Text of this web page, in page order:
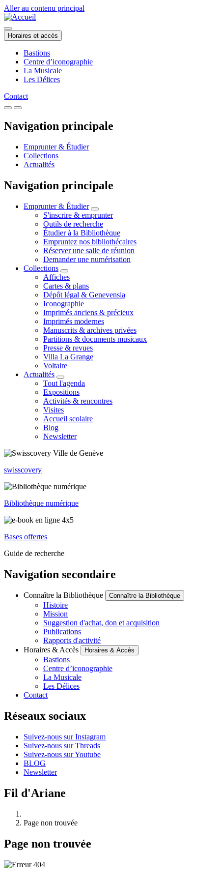
Aller au contenu principal
Horaires et accès
Bastions
Centre d’iconographie
La Musicale
Les Délices
Contact
Navigation principale
Emprunter & Étudier
Collections
Actualités
Navigation principale
Emprunter & Étudier
S'inscrire & emprunter
Outils de recherche
Étudier à la Bibliothèque
Empruntez nos bibliothécaires
Réserver une salle de réunion
Demander une numérisation
Collections
Affiches
Cartes & plans
Dépôt légal & Genevensia
Iconographie
Imprimés anciens & précieux
Imprimés modernes
Manuscrits & archives privées
Partitions & documents musicaux
Presse & revues
Villa La Grange
Voltaire
Actualités
Tout l'agenda
Expositions
Activités & rencontres
Visites
Accueil scolaire
Blog
Newsletter
swisscovery
Bibliothèque numérique
Bases offertes
Guide de recherche
Navigation secondaire
Connaître la Bibliothèque Connaître la Bibliothèque
Histoire
Mission
Suggestion d'achat, don et acquisition
Publications
Rapports d'activité
Horaires & Accès
Horaires & Accès
Bastions
Centre d’iconographie
La Musicale
Les Délices
Contact
Réseaux sociaux
Suivez-nous sur Instagram
Suivez-nous sur Threads
Suivez-nous sur Youtube
BLOG
Newsletter
Fil d'Ariane
Page non trouvée
Page non trouvée